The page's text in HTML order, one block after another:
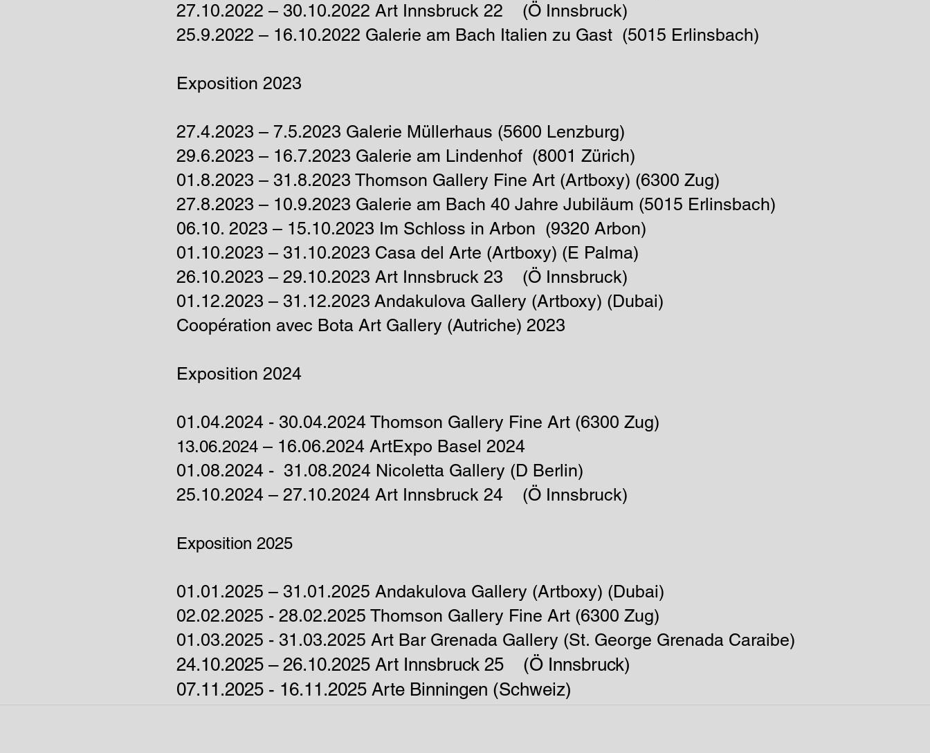
27.10.2022 – 30.10.2022 Art Innsbruck 22 (Ö Innsbruck)
25.9.2022 – 16.10.2022 Galerie am Bach Italien zu Gast (5015 Erlinsbach)
Exposition 2023
27.4.2023 – 7.5.2023 Galerie Müllerhaus (5600 Lenzburg)
29.6.2023 – 16.7.2023 Galerie am Lindenhof (8001 Zürich)
01.8.2023 – 31.8.2023 Thomson Gallery Fine Art (Artboxy) (6300 Zug)
27.8.2023 – 10.9.2023 Galerie am Bach 40 Jahre Jubiläum (5015 Erlinsbach)
06.10. 2023 – 15.10.2023 Im Schloss in Arbon (9320 Arbon)
01.10.2023 – 31.10.2023 Casa del Arte (Artboxy) (E Palma)
26.10.2023 – 29.10.2023 Art Innsbruck 23 (Ö Innsbruck)
01.12.2023 – 31.12.2023 Andakulova Gallery (Artboxy) (Dubai)
Coopération avec Bota Art Gallery (Autriche) 2023
Exposition 2024
01.04.2024 - 30.04.2024 Thomson Gallery Fine Art (6300 Zug)​
13.06.2024 – 16.06.2024 ArtExpo Basel 2024
01.08.2024 - 31.08.2024 Nicoletta Gallery (D Berlin)
25.10.2024 – 27.10.2024 Art Innsbruck 24 (Ö Innsbruck)
Exposition 2025
01.01.2025 – 31.01.2025 Andakulova Gallery (Artboxy) (Dubai)​
02.02.2025 - 28.02.2025 Thomson Gallery Fine Art (6300 Zug)
01 .03.2025 - 31.03.2025 Art Bar Grenada Gallery ​ (St. George Grenada Caraibe)
24.10.2025 – 26.10.2025 Art Innsbruck 25 (Ö Innsbruck)
07.11.2025 - 16.11.2025 Arte Binningen (Schweiz)